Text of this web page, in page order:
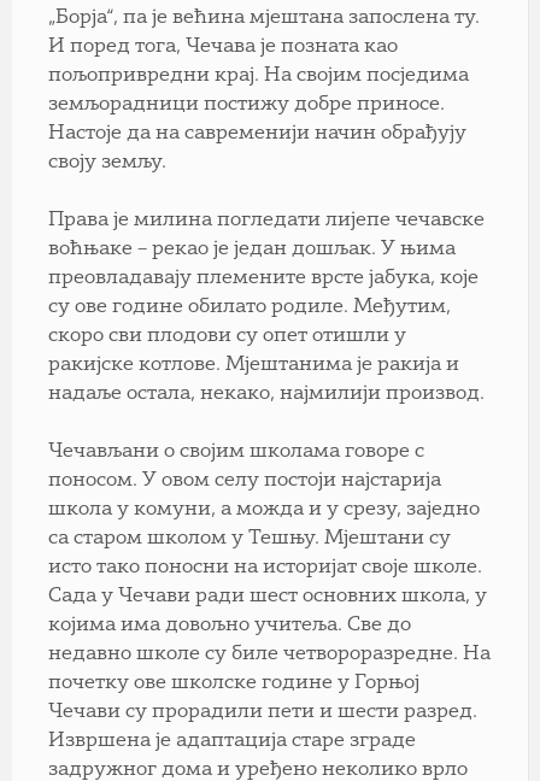
„Борја“, па је већина мјештана запослена ту.
И поред тога, Чечава је позната као
пољопривредни крај. На својим посједима
земљорадници постижу добре приносе.
Настоје да на савременији начин обрађују
своју земљу.
Права је милина погледати лијепе чечавске
воћњаке – рекао је један дошљак. У њима
преовладавају племените врсте јабука, које
су ове године обилато родиле. Међутим,
скоро сви плодови су опет отишли у
ракијске котлове. Мјештанима је ракија и
надаље остала, некако, најмилији производ.
Чечављани о својим школама говоре с
поносом. У овом селу постоји најстарија
школа у комуни, а можда и у срезу, заједно
са старом школом у Тешњу. Мјештани су
исто тако поносни на историјат своје школе.
Сада у Чечави ради шест основних школа, у
којима има довољно учитеља. Све до
недавно школе су биле четвороразредне. На
почетку ове школске године у Горњој
Чечави су прорадили пети и шести разред.
Извршена је адаптација старе зграде
задружног дома и уређено неколико врло